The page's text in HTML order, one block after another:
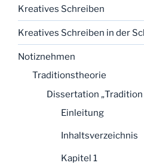
Kreatives Schreiben
Kreatives Schreiben in der
Notiznehmen
Traditionstheorie
Dissertation
Einleitung
Inhaltsverzeichnis
Kapitel 1